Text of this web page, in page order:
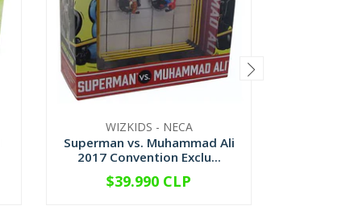
WIZKIDS - NECA
Superman vs. Muhammad Ali
2017 Convention Exclu...
+
$39.990 CLP